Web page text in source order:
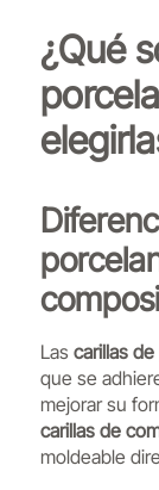
¿Qué
Las carillas
que se
mejorar su
carillas de
moldeable